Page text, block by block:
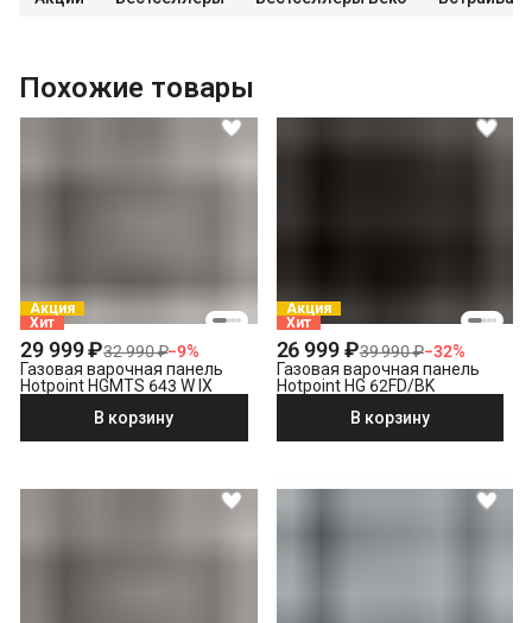
Похожие товары
Акция
Хит
29 999 ₽32 990 ₽−9%
Газовая варочная панель
Hotpoint HGMTS 643 W IX
В корзину
Акция
Хит
26 999 ₽39 990 ₽−32%
Газовая варочная панель
Hotpoint HG 62FD/BK
В корзину